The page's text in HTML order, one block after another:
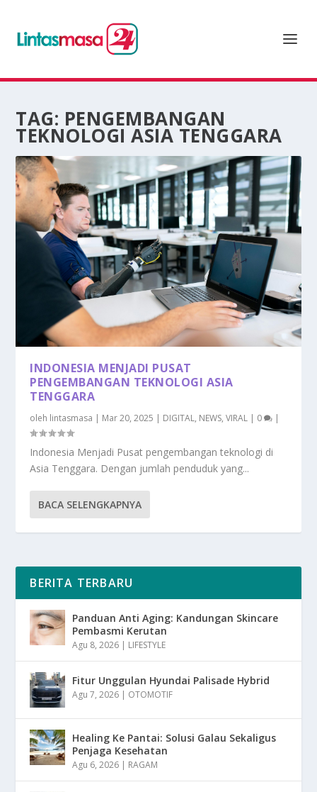
TAG: PENGEMBANGAN
TEKNOLOGI ASIA TENGGARA
INDONESIA MENJADI PUSAT
PENGEMBANGAN TEKNOLOGI ASIA
TENGGARA
oleh lintasmasa | Mar 20, 2025 | DIGITAL, NEWS,VIRAL | 0 |
Indonesia Menjadi Pusat pengembangan teknologi di
Asia Tenggara. Dengan jumlah penduduk yang...
BACA SELENGKAPNYA
BERITA TERBARU
Panduan Anti Aging: Kandungan Skincare
Pembasmi Kerutan
Agu 8, 2026 | LIFESTYLE
Fitur Unggulan Hyundai Palisade Hybrid
Agu 7, 2026 | OTOMOTIF
Healing Ke Pantai: Solusi Galau Sekaligus
Penjaga Kesehatan
Agu 6, 2026 | RAGAM